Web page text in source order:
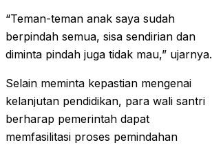
“Teman-teman anak saya sudah
berpindah semua, sisa sendirian dan
diminta pindah juga tidak mau,” ujarnya.
Selain meminta kepastian mengenai
kelanjutan pendidikan, para wali santri
berharap pemerintah dapat
memfasilitasi proses pemindahan